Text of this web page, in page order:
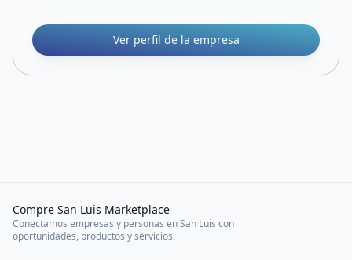
Ver perfil de la empresa
Compre San Luis Marketplace
Conectamos empresas y personas en San Luis con
oportunidades, productos y servicios.